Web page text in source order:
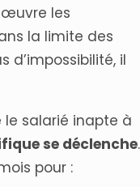
les
la limite des
d’impossibilité, il
salarié inapte à
se déclenche.
pour :